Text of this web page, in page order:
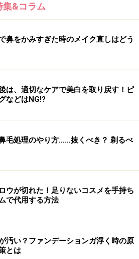
クリーム SPF35・PA++
ターシーラボ
大丈夫！ ニキビ肌対応薬用
るのも◎
ラルジェル
肌に負担なく広がるぷるぷる弾力
テクスチャー。他にも紫外線吸収
レングランス・パラベン、鉱物油
処方で安心・安全設計。気になる
集&コラム
鼻をかみすぎた時のメイク直しはどう
は、適切なケアで美白を取り戻す！ピ
などはNG!?
毛処理のやり方……抜くべき？ 剃るべ
ウが切れた！足りないコスメを手持ち
で代用する方法
汚い？ファンデーションガ浮く時の原
とは